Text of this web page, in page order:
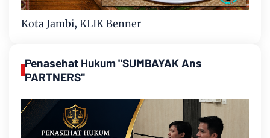
Kota Jambi, KLIK Benner
Penasehat Hukum "SUMBAYAK Ans
PARTNERS"